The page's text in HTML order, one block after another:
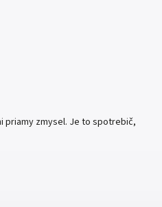
priamy zmysel. Je to spotrebič,